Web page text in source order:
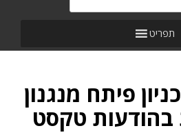
תפריט
פיתח מנגנון
בהודעות טקסט